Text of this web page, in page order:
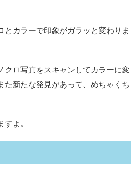
とカラーで印象がガラッと変わりま
クロ写真をスキャンしてカラーに変
た新たな発見があって、めちゃくち
よ。